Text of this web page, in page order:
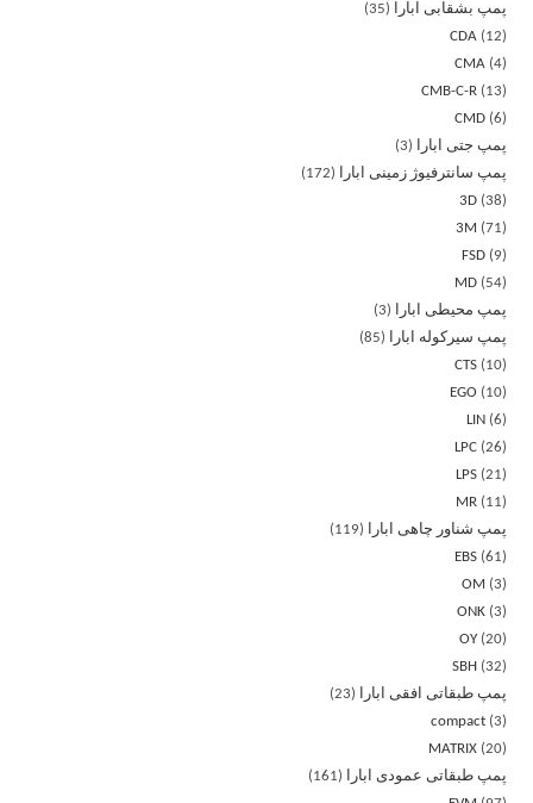
پمپ بشقابی ابارا
35
CDA
12
CMA 4
CMB-C-R
13
CMD 6
پمپ جتی ابارا
3
پمپ سانترفیوژ زمینی ابارا
172
3D 38
3M
71
FSD
9
MD
54
پمپ محیطی ابارا
3
پمپ سیرکوله ابارا
85
CTS
10
EGO
10
LIN
6
LPC 26
LPS 21
MR
11
پمپ شناور چاهی ابارا
119
EBS 61
OM
3
ONK 3
OY 20
SBH
32
پمپ طبقاتی افقی ابارا
23
compact 3
MATRIX 20
پمپ طبقاتی عمودی ابارا
161